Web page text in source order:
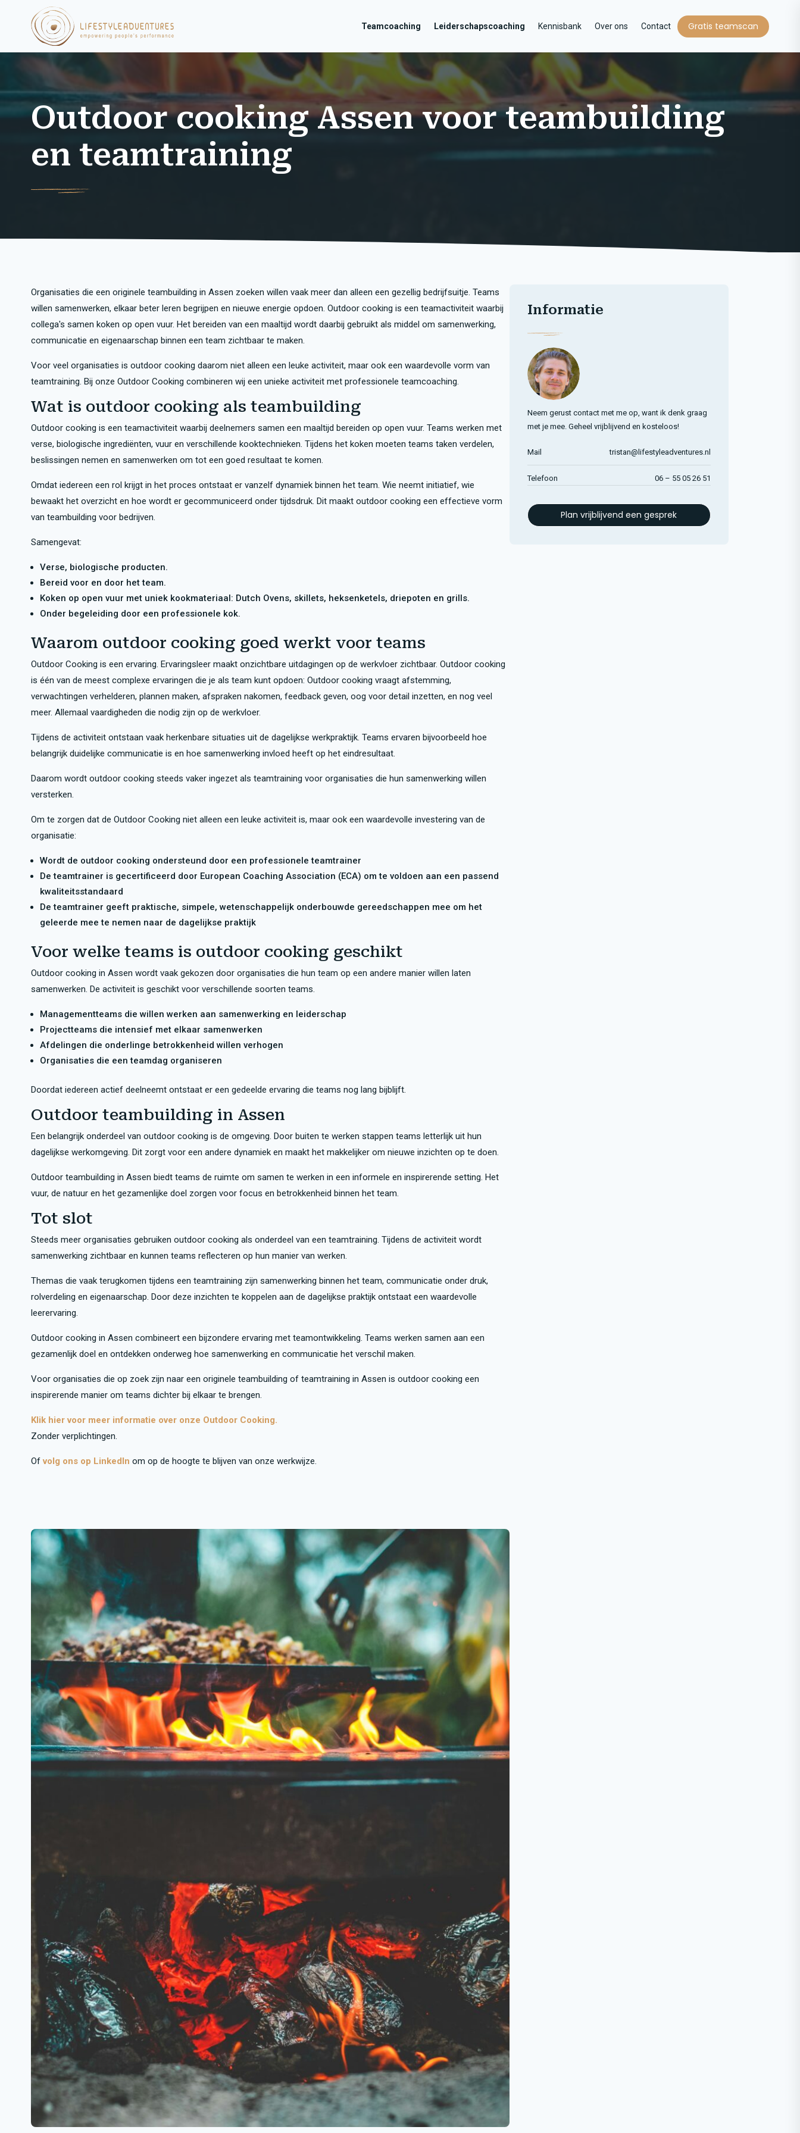
Teamcoaching Leiderschapscoaching Kennisbank Over ons Contact Gratis teamscan
Outdoor cooking Assen voor teambuilding
en teamtraining
Organisaties die een originele teambuilding in Assen zoeken willen vaak meer dan alleen een gezellig bedrijfsuitje. Teams
willen samenwerken, elkaar beter leren begrijpen en nieuwe energie opdoen. Outdoor cooking is een teamactiviteit waarbij
collega's samen koken op open vuur. Het bereiden van een maaltijd wordt daarbij gebruikt als middel om samenwerking,
communicatie en eigenaarschap binnen een team zichtbaar te maken.
Voor veel organisaties is outdoor cooking daarom niet alleen een leuke activiteit, maar ook een waardevolle vorm van
teamtraining. Bij onze Outdoor Cooking combineren wij een unieke activiteit met professionele teamcoaching.
Wat is outdoor cooking als teambuilding
Outdoor cooking is een teamactiviteit waarbij deelnemers samen een maaltijd bereiden op open vuur. Teams werken met
verse, biologische ingrediënten, vuur en verschillende kooktechnieken. Tijdens het koken moeten teams taken verdelen,
beslissingen nemen en samenwerken om tot een goed resultaat te komen.
Omdat iedereen een rol krijgt in het proces ontstaat er vanzelf dynamiek binnen het team. Wie neemt initiatief, wie
bewaakt het overzicht en hoe wordt er gecommuniceerd onder tijdsdruk. Dit maakt outdoor cooking een effectieve vorm
van teambuilding voor bedrijven.
Samengevat:
Verse, biologische producten.
Bereid voor en door het team.
Koken op open vuur met uniek kookmateriaal: Dutch Ovens, skillets, heksenketels, driepoten en grills.
Onder begeleiding door een professionele kok.
Waarom outdoor cooking goed werkt voor teams
Outdoor Cooking is een ervaring. Ervaringsleer maakt onzichtbare uitdagingen op de werkvloer zichtbaar. Outdoor cooking
is één van de meest complexe ervaringen die je als team kunt opdoen: Outdoor cooking vraagt afstemming,
verwachtingen verhelderen, plannen maken, afspraken nakomen, feedback geven, oog voor detail inzetten, en nog veel
meer. Allemaal vaardigheden die nodig zijn op de werkvloer.
Tijdens de activiteit ontstaan vaak herkenbare situaties uit de dagelijkse werkpraktijk. Teams ervaren bijvoorbeeld hoe
belangrijk duidelijke communicatie is en hoe samenwerking invloed heeft op het eindresultaat.
Daarom wordt outdoor cooking steeds vaker ingezet als teamtraining voor organisaties die hun samenwerking willen
versterken.
Om te zorgen dat de Outdoor Cooking niet alleen een leuke activiteit is, maar ook een waardevolle investering van de
organisatie:
Wordt de outdoor cooking ondersteund door een professionele teamtrainer
De teamtrainer is gecertificeerd door European Coaching Association (ECA) om te voldoen aan een passend
kwaliteitsstandaard
De teamtrainer geeft praktische, simpele, wetenschappelijk onderbouwde gereedschappen mee om het
geleerde mee te nemen naar de dagelijkse praktijk
Voor welke teams is outdoor cooking geschikt
Outdoor cooking in Assen wordt vaak gekozen door organisaties die hun team op een andere manier willen laten
samenwerken. De activiteit is geschikt voor verschillende soorten teams.
Managementteams die willen werken aan samenwerking en leiderschap
Projectteams die intensief met elkaar samenwerken
Afdelingen die onderlinge betrokkenheid willen verhogen
Organisaties die een teamdag organiseren
Doordat iedereen actief deelneemt ontstaat er een gedeelde ervaring die teams nog lang bijblijft.
Outdoor teambuilding in Assen
Een belangrijk onderdeel van outdoor cooking is de omgeving. Door buiten te werken stappen teams letterlijk uit hun
dagelijkse werkomgeving. Dit zorgt voor een andere dynamiek en maakt het makkelijker om nieuwe inzichten op te doen.
Outdoor teambuilding in Assen biedt teams de ruimte om samen te werken in een informele en inspirerende setting. Het
vuur, de natuur en het gezamenlijke doel zorgen voor focus en betrokkenheid binnen het team.
Tot slot
Steeds meer organisaties gebruiken outdoor cooking als onderdeel van een teamtraining. Tijdens de activiteit wordt
samenwerking zichtbaar en kunnen teams reflecteren op hun manier van werken.
Themas die vaak terugkomen tijdens een teamtraining zijn samenwerking binnen het team, communicatie onder druk,
rolverdeling en eigenaarschap. Door deze inzichten te koppelen aan de dagelijkse praktijk ontstaat een waardevolle
leerervaring.
Outdoor cooking in Assen combineert een bijzondere ervaring met teamontwikkeling. Teams werken samen aan een
gezamenlijk doel en ontdekken onderweg hoe samenwerking en communicatie het verschil maken.
Voor organisaties die op zoek zijn naar een originele teambuilding of teamtraining in Assen is outdoor cooking een
inspirerende manier om teams dichter bij elkaar te brengen.
Klik hier voor meer informatie over onze Outdoor Cooking.
Zonder verplichtingen.
Ofvolg ons op LinkedIn om op de hoogte te blijven van onze werkwijze.
Informatie
Neem gerust contact met me op, want ik denk graag
met je mee. Geheel vrijblijvend en kosteloos!
Mail tristan@lifestyleadventures.nl
Telefoon 06 – 55 05 26 51
Plan vrijblijvend een gesprek